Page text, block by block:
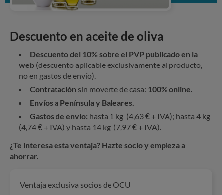
Descuento en aceite de oliva
Descuento del 10% sobre el PVP publicado en la
web (descuento aplicable exclusivamente al producto,
no en gastos de envío).
Contratación sin moverte de casa: 100% online.
Envíos a Península y Baleares.
Gastos de envío: hasta 1 kg (4,63 € + IVA); hasta 4 kg
(4,74 € + IVA) y hasta 14 kg (7,97 € + IVA).
¿Te interesa esta ventaja? Hazte socio y empieza a
ahorrar.
Ventaja exclusiva socios de OCU